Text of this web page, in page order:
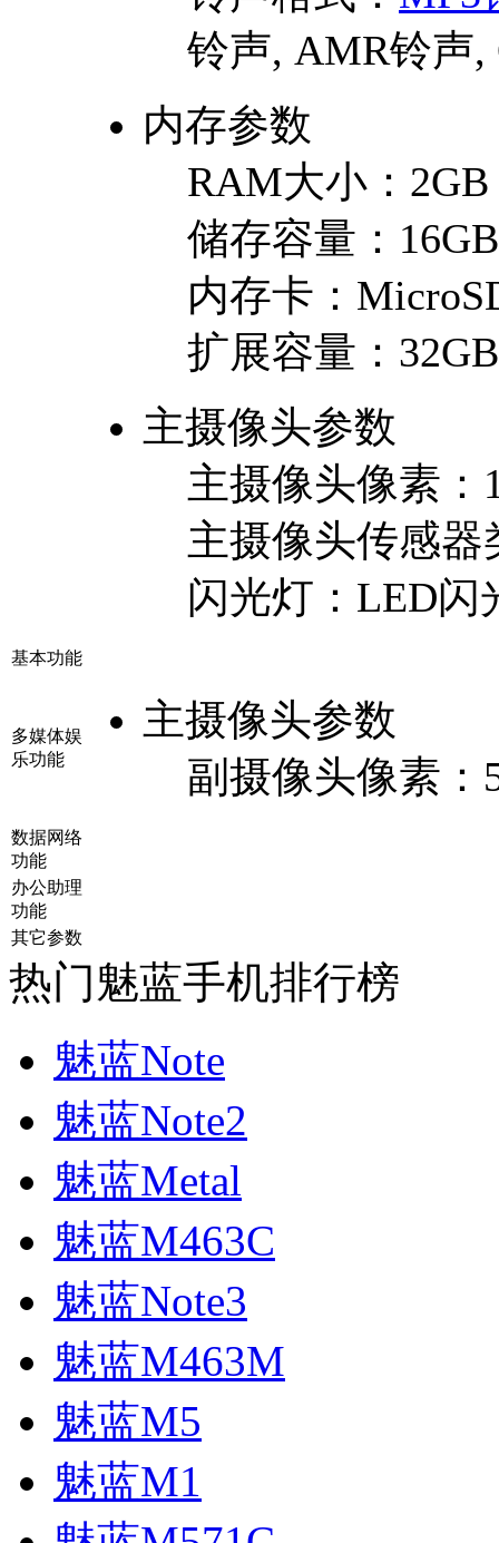
铃声, AMR铃声,
内存参数
RAM大小： 2GB
储存容量： 16GB
内存卡：
扩展容量： 32GB
主摄像头参数
主摄像头像素：
主摄像头传感器
闪光灯： LED闪
基本功能
多媒体娱
乐功能
主摄像头参数
副摄像头像素：
数据网络
功能
办公助理
功能
其它参数
热门魅蓝手机排行榜
魅蓝Note
魅蓝Note2
魅蓝Metal
魅蓝M463C
魅蓝Note3
魅蓝M463M
魅蓝M5
魅蓝M1